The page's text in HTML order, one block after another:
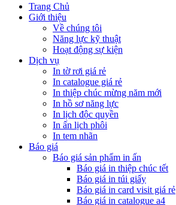
Trang Chủ
Giới thiệu
Về chúng tôi
Năng lực kỹ thuật
Hoạt động sự kiện
Dịch vụ
In tờ rơi giá rẻ
In catalogue giá rẻ
In thiệp chúc mừng năm mới
In hồ sơ năng lực
In lịch độc quyền
In ấn lịch phôi
In tem nhãn
Báo giá
Báo giá sản phẩm in ấn
Báo giá in thiệp chúc tết
Báo giá in túi giấy
Báo giá in card visit giá rẻ
Báo giá in catalogue a4